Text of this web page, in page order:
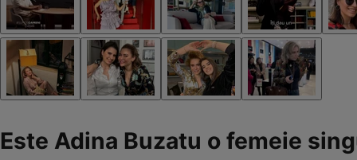
Este Adina Buzatu o femeie